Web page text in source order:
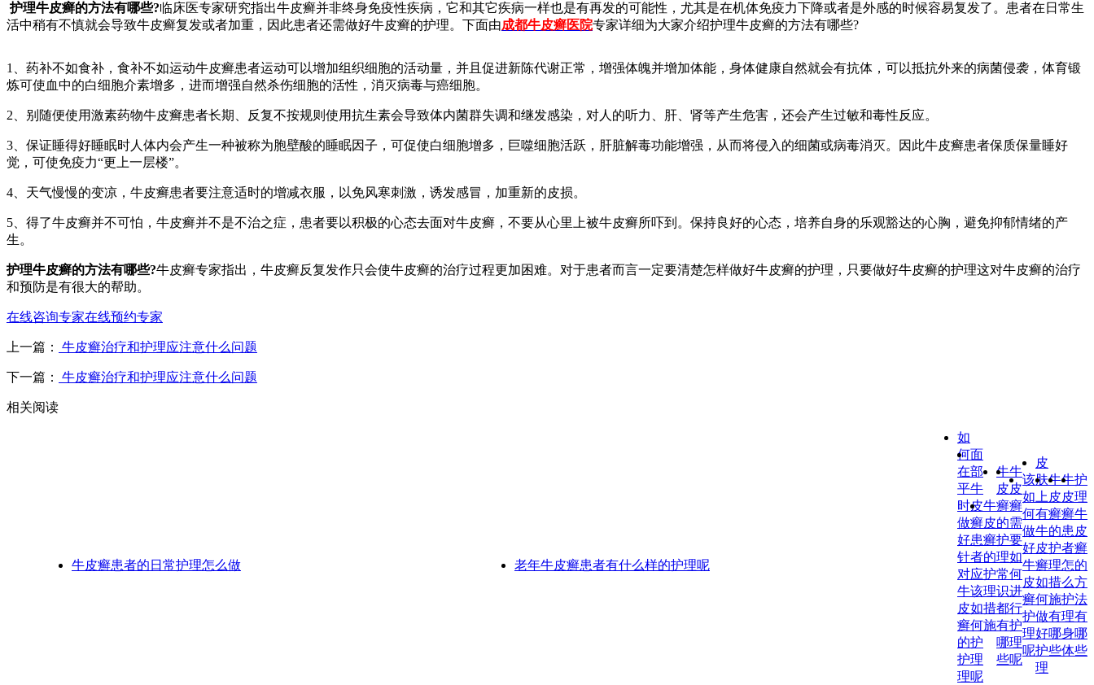
护理牛皮癣的方法有哪些?临床医专家研究指出牛皮癣并非终身免疫性疾病，它和其它疾病一样也是有再发的可能性，尤其是在机体免疫力下降或者是外感的时候容易复发了。患者在日常生
活中稍有不慎就会导致牛皮癣复发或者加重，因此患者还需做好牛皮癣的护理。下面由成都牛皮癣医院专家详细为大家介绍护理牛皮癣的方法有哪些?
1、药补不如食补，食补不如运动牛皮癣患者运动可以增加组织细胞的活动量，并且促进新陈代谢正常，增强体魄并增加体能，身体健康自然就会有抗体，可以抵抗外来的病菌侵袭，体育锻
炼可使血中的白细胞介素增多，进而增强自然杀伤细胞的活性，消灭病毒与癌细胞。
2、别随便使用激素药物牛皮癣患者长期、反复不按规则使用抗生素会导致体内菌群失调和继发感染，对人的听力、肝、肾等产生危害，还会产生过敏和毒性反应。
3、保证睡得好睡眠时人体内会产生一种被称为胞壁酸的睡眠因子，可促使白细胞增多，巨噬细胞活跃，肝脏解毒功能增强，从而将侵入的细菌或病毒消灭。因此牛皮癣患者保质保量睡好
觉，可使免疫力“更上一层楼”。
4、天气慢慢的变凉，牛皮癣患者要注意适时的增减衣服，以免风寒刺激，诱发感冒，加重新的皮损。
5、得了牛皮癣并不可怕，牛皮癣并不是不治之症，患者要以积极的心态去面对牛皮癣，不要从心里上被牛皮癣所吓到。保持良好的心态，培养自身的乐观豁达的心胸，避免抑郁情绪的产
生。
护理牛皮癣的方法有哪些?牛皮癣专家指出，牛皮癣反复发作只会使牛皮癣的治疗过程更加困难。对于患者而言一定要清楚怎样做好牛皮癣的护理，只要做好牛皮癣的护理这对牛皮癣的治疗
和预防是有很大的帮助。
在线咨询专家在线预约专家
上一篇： 牛皮癣治疗和护理应注意什么问题
下一篇： 牛皮癣治疗和护理应注意什么问题
相关阅读
牛皮癣患者的日常护理怎么做 老年牛皮癣患者有什么样的护理呢
如
何
在
平
时
做
好
针
对
牛
皮
癣
的
护
理
面
部
牛
皮
癣
患
者
应
该
如
何
护
理
呢
牛
皮
癣
的
护
理
措
施
牛
皮
癣
的
护
理
常
识
都
有
哪
些
牛
皮
癣
需
要
如
何
进
行
护
理
呢
该
如
何
做
好
牛
皮
癣
护
理
呢
皮
肤
上
有
牛
皮
癣
如
何
做
好
护
理
牛
皮
癣
的
护
理
措
施
有
哪
些
牛
皮
癣
患
者
怎
么
护
理
身
体
护
理
牛
皮
癣
的
方
法
有
哪
些